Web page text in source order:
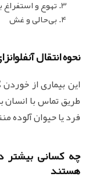
تهوع و
بی‌حالی و غش
نحوه انتقال
این بیماری از
طریق تماس با انسان
فرد یا حیوان آلوده
چه کسانی بیشتر
هستند